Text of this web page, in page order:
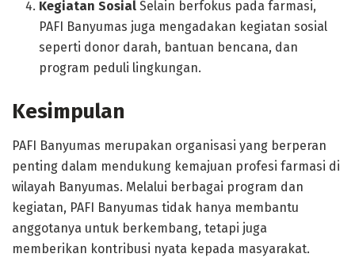
Kegiatan Sosial Selain berfokus pada farmasi,
PAFI Banyumas juga mengadakan kegiatan sosial
seperti donor darah, bantuan bencana, dan
program peduli lingkungan.
Kesimpulan
PAFI Banyumas merupakan organisasi yang berperan
penting dalam mendukung kemajuan profesi farmasi di
wilayah Banyumas. Melalui berbagai program dan
kegiatan, PAFI Banyumas tidak hanya membantu
anggotanya untuk berkembang, tetapi juga
memberikan kontribusi nyata kepada masyarakat.